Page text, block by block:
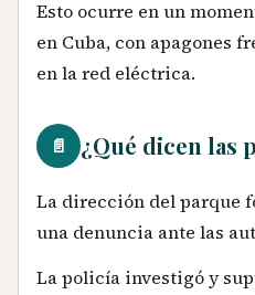
Esto ocurre en un
en Cuba, con apagones
en la red eléctrica.
📄 ¿Qué dicen las
La dirección del parque
una denuncia ante las
La policía investigó y